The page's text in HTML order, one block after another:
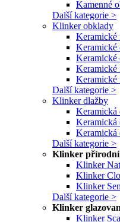
Kamenné
Další kategorie >
Klinker obklady
Keramické
Keramické
Keramické
Keramické
Keramické
Další kategorie >
Klinker dlažby
Keramická
Keramická
Keramická
Další kategorie >
Klinker přírodní
Klinker
Klinker
Klinker
Další kategorie >
Klinker
Klinker